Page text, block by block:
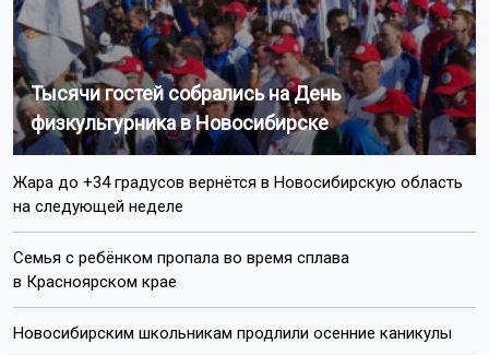
Тысячи гостей собрались на День
физкультурника в Новосибирске
Жара до +34 градусов вернётся в Новосибирскую область
на следующей неделе
Семья с ребёнком пропала во время сплава
в Красноярском крае
Новосибирским школьникам продлили осенние каникулы